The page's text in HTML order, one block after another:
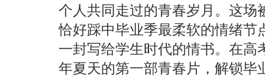
个人共同走过的青春岁月。这场
恰好踩中毕业季最柔软的情绪节
一封写给学生时代的情书。在高
年夏天的第一部青春片，解锁毕